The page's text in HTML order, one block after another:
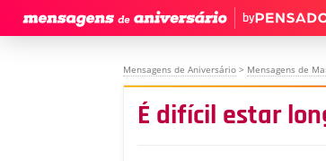
by
Mensagens de Aniversário > Mensagens de
É difícil estar